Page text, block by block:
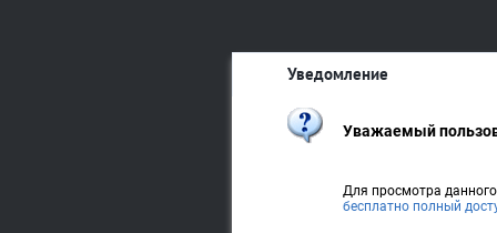
Уведомление
Уважаемый
Для просмотра
бесплатно полный